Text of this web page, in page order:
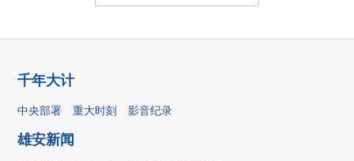
千年大计
中央部署 重大时刻 影音纪录
雄安新闻